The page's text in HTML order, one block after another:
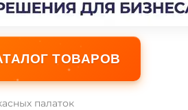
ТОВАРОВ
палаток